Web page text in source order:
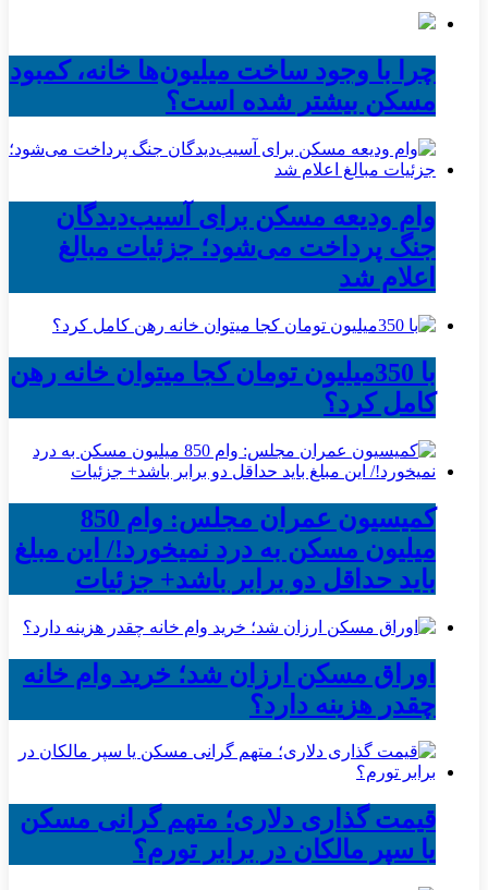
چرا با وجود ساخت میلیون‌ها خانه، کمبود
مسکن بیشتر شده است؟
وام ودیعه مسکن برای آسیب‌دیدگان
جنگ پرداخت می‌شود؛ جزئیات مبالغ
اعلام شد
با 350میلیون تومان کجا میتوان خانه رهن
کامل کرد؟
کمیسیون عمران مجلس: وام 850
میلیون مسکن به درد نمیخورد!/ این مبلغ
باید حداقل دو برابر باشد+ جزئیات
اوراق مسکن ارزان شد؛ خرید وام خانه
چقدر هزینه دارد؟
قیمت گذاری دلاری؛ متهم گرانی مسکن
یا سپر مالکان در برابر تورم؟